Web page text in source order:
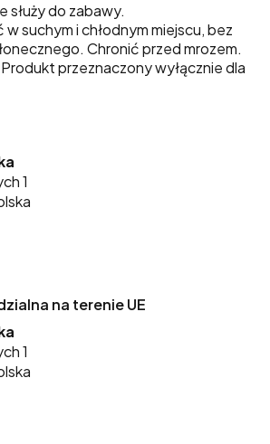
służy do zabawy.
suchym i chłodnym miejscu, bez
Chronić przed mrozem.
przeznaczony wyłącznie dla
1
na terenie UE
1